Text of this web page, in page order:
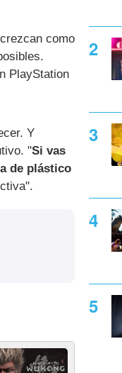
como
PlayStation
Y
"Si vas
de plástico